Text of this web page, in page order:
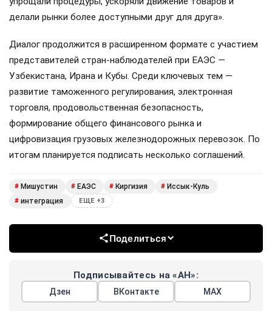
делали рынки более доступными друг для друга».
Диалог продолжится в расширенном формате с участием
представителей стран-наблюдателей при ЕАЭС —
Узбекистана, Ирана и Кубы. Среди ключевых тем —
развитие таможенного регулирования, электронная
торговля, продовольственная безопасность,
формирование общего финансового рынка и
цифровизация грузовых железнодорожных перевозок. По
итогам планируется подписать несколько соглашений.
# Мишустин # ЕАЭС # Киргизия # Иссык-Куль
# интеграция ЕЩЕ +3
Поделиться
Подписывайтесь на «АН»:
Дзен ВКонтакте МАХ